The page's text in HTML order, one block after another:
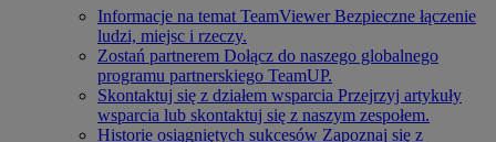
Informacje na temat TeamViewer Bezpieczne łączenie
ludzi, miejsc i rzeczy.
Zostań partnerem Dołącz do naszego globalnego
programu partnerskiego TeamUP.
Skontaktuj się z działem wsparcia Przejrzyj artykuły
wsparcia lub skontaktuj się z naszym zespołem.
Historie osiągniętych sukcesów Zapoznaj się z